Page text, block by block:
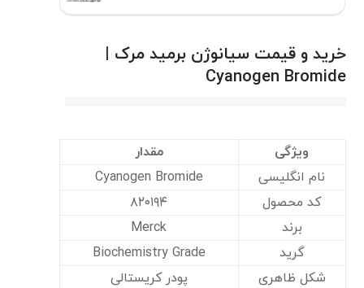
خرید و قیمت سیانوژن برمید مرک |
Cyanogen Bromide
ویژگی
مقدار
نام انگلیسی
Cyanogen Bromide
کد محصول
۸۲۰۱۹۴
برند
Merck
گرید
Biochemistry Grade
شکل ظاهری
پودر کریستالی